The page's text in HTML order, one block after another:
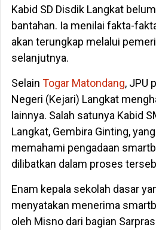
Kabid SD Disdik Langkat
bantahan. Ia menilai fakta-
akan terungkap melalui
selanjutnya.
Selain Togar Matondang, JPU
Negeri (Kejari) Langkat
lainnya. Salah satunya Kabid
Langkat, Gembira Ginting,
memahami pengadaan
dilibatkan dalam proses
Enam kepala sekolah dasar
menyatakan menerima
oleh Misno dari bagian